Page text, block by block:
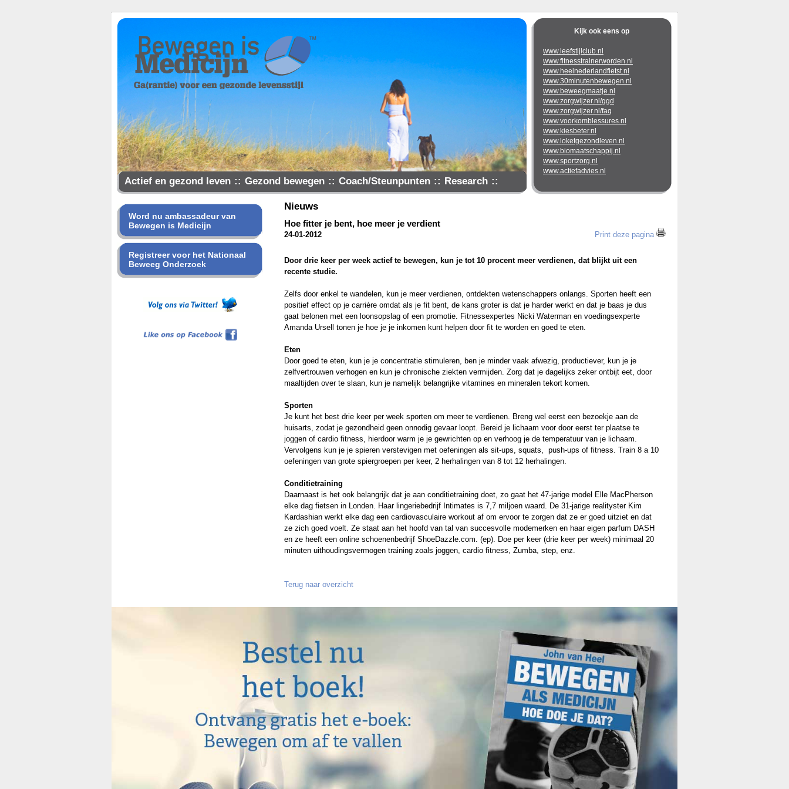
Kijk ook eens op
www.leefstijlclub.nl
www.fitnesstrainerworden.nl
www.heelnederlandfietst.nl
www.30minutenbewegen.nl
www.beweegmaatje.nl
www.zorgwijzer.nl/ggd
www.zorgwijzer.nl/faq
www.voorkomblessures.nl
www.kiesbeter.nl
www.loketgezondleven.nl
www.biomaatschappij.nl
www.sportzorg.nl
www.actiefadvies.nl
Actief en gezond leven :: Gezond bewegen :: Coach/Steunpunten :: Research ::
Samen gezonder
Word nu ambassadeur van
Bewegen is Medicijn
Registreer voor het Nationaal
Beweeg Onderzoek
Nieuws
Hoe fitter je bent, hoe meer je verdient
24-01-2012 Print deze pagina
Door drie keer per week actief te bewegen, kun je tot 10 procent meer verdienen, dat blijkt uit een
recente studie.
Zelfs door enkel te wandelen, kun je meer verdienen, ontdekten wetenschappers onlangs. Sporten heeft een
positief effect op je carrière omdat als je fit bent, de kans groter is dat je harder werkt en dat je baas je dus
gaat belonen met een loonsopslag of een promotie. Fitnessexpertes Nicki Waterman en voedingsexperte
Amanda Ursell tonen je hoe je je inkomen kunt helpen door fit te worden en goed te eten.
Eten
Door goed te eten, kun je je concentratie stimuleren, ben je minder vaak afwezig, productiever, kun je je
zelfvertrouwen verhogen en kun je chronische ziekten vermijden. Zorg dat je dagelijks zeker ontbijt eet, door
maaltijden over te slaan, kun je namelijk belangrijke vitamines en mineralen tekort komen.
Sporten
Je kunt het best drie keer per week sporten om meer te verdienen. Breng wel eerst een bezoekje aan de
huisarts, zodat je gezondheid geen onnodig gevaar loopt. Bereid je lichaam voor door eerst ter plaatse te
joggen of cardio fitness, hierdoor warm je je gewrichten op en verhoog je de temperatuur van je lichaam.
Vervolgens kun je je spieren verstevigen met oefeningen als sit-ups, squats, push-ups of fitness. Train 8 a 10
oefeningen van grote spiergroepen per keer, 2 herhalingen van 8 tot 12 herhalingen.
Conditietraining
Daarnaast is het ook belangrijk dat je aan conditietraining doet, zo gaat het 47-jarige model Elle MacPherson
elke dag fietsen in Londen. Haar lingeriebedrijf Intimates is 7,7 miljoen waard. De 31-jarige realityster Kim
Kardashian werkt elke dag een cardiovasculaire workout af om ervoor te zorgen dat ze er goed uitziet en dat
ze zich goed voelt. Ze staat aan het hoofd van tal van succesvolle modemerken en haar eigen parfum DASH
en ze heeft een online schoenenbedrijf ShoeDazzle.com. (ep). Doe per keer (drie keer per week) minimaal 20
minuten uithoudingsvermogen training zoals joggen, cardio fitness, Zumba, step, enz.
Terug naar overzicht